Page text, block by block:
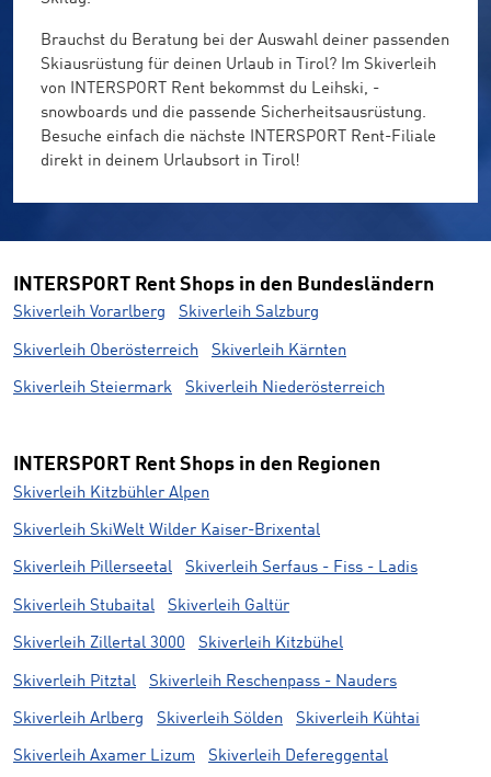
Brauchst du Beratung bei der Auswahl deiner passenden
Skiausrüstung für deinen Urlaub in Tirol? Im Skiverleih
von INTERSPORT Rent bekommst du Leihski, -
snowboards und die passende Sicherheitsausrüstung.
Besuche einfach die nächste INTERSPORT Rent-Filiale
direkt in deinem Urlaubsort in Tirol!
INTERSPORT Rent Shops in den Bundesländern
Skiverleih Vorarlberg Skiverleih Salzburg
Skiverleih Oberösterreich Skiverleih Kärnten
Skiverleih Steiermark Skiverleih Niederösterreich
INTERSPORT Rent Shops in den Regionen
Skiverleih Kitzbühler Alpen
Skiverleih SkiWelt Wilder Kaiser-Brixental
Skiverleih Pillerseetal Skiverleih Serfaus - Fiss - Ladis
Skiverleih Stubaital Skiverleih Galtür
Skiverleih Zillertal 3000 Skiverleih Kitzbühel
Skiverleih Pitztal Skiverleih Reschenpass - Nauders
Skiverleih Arlberg Skiverleih Sölden Skiverleih Kühtai
Skiverleih Axamer Lizum Skiverleih Defereggental